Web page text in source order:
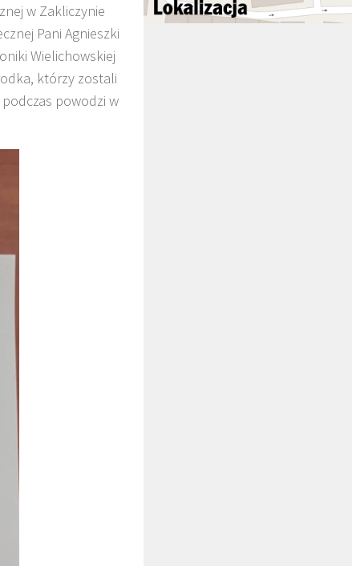
w Zakliczynie
Pani Agnieszki
Wielichowskiej
którzy zostali
powodzi w